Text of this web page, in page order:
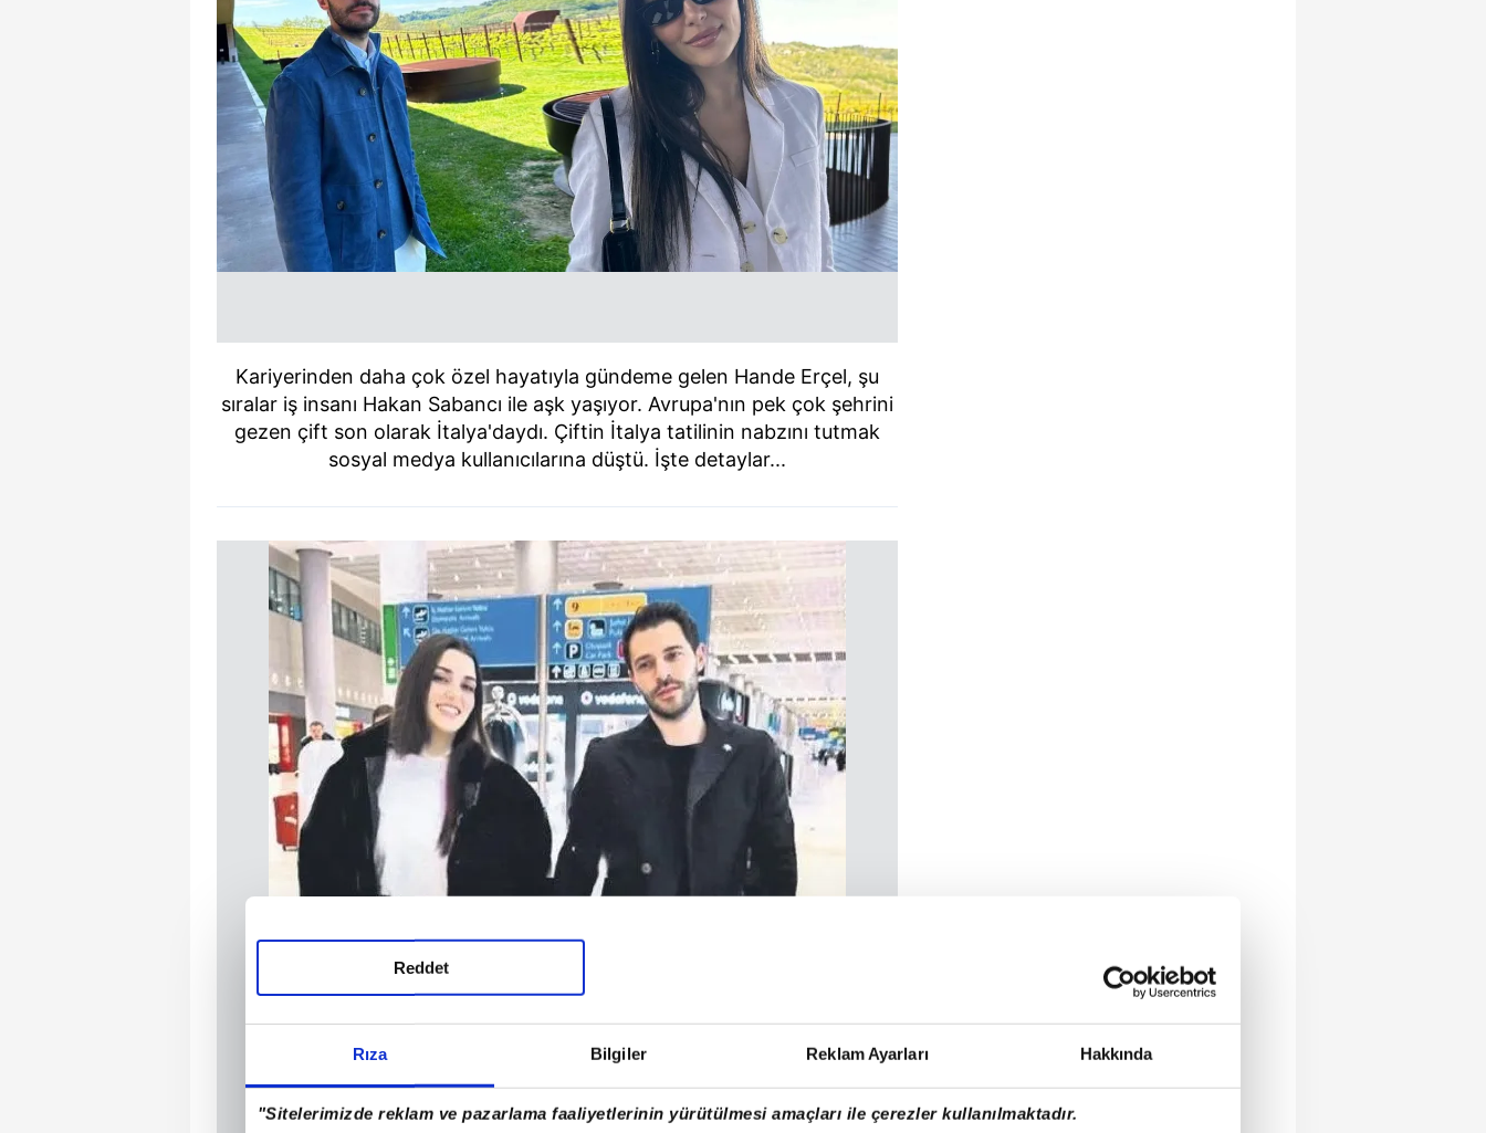
Rıza Bilgiler Reklam Ayarları Hakkında
"Sitelerimizde reklam ve pazarlama faaliyetlerinin yürütülmesi amaçları ile çerezler kullanılmaktadır.
Reddet
Kariyerinden daha çok özel hayatıyla gündeme gelen Hande Erçel, şu
sıralar iş insanı Hakan Sabancı ile aşk yaşıyor. Avrupa'nın pek çok şehrini
gezen çift son olarak İtalya'daydı. Çiftin İtalya tatilinin nabzını tutmak
sosyal medya kullanıcılarına düştü. İşte detaylar...